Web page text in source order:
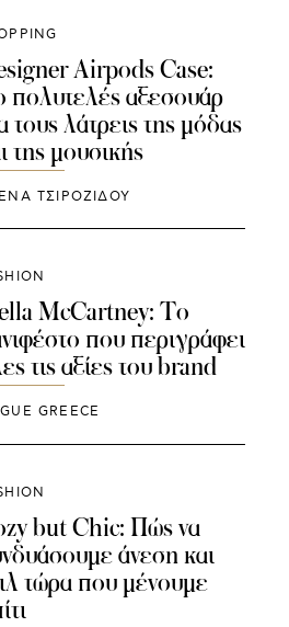
Airpods Case:
πολυτελές αξεσουάρ
τους λάτρεις της μόδας
της μουσικής
ΤΣΙΡΟΖΊΔΟΥ
McCartney: Το
που περιγράφει
τις αξίες του brand
GREECE
but Chic: Πώς να
άνεση και
τώρα που μένουμε